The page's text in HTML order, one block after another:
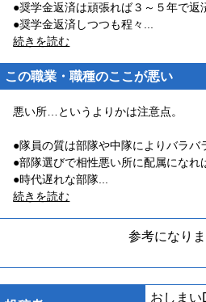
●奨学金返済は頑張れば３～５年で返
●奨学金返済しつつも程々
続きを読む
この職業・職種のここが悪い
悪い所…というよりかは注意点。
●隊員の質は部隊や中隊によりバラバ
●部隊選びで相性悪い所に配属になれ
●時代遅れな部隊
続きを読む
参考になり
おしまい